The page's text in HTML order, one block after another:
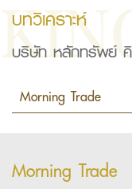
บทวิเคราะห์
บริษัท หลักทรัพย์
Morning Trade